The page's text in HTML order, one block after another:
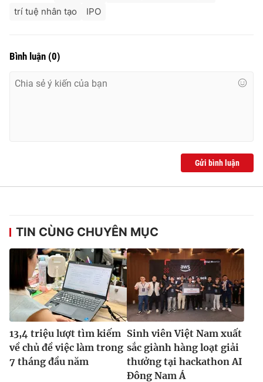
trí tuệ nhân tạo
IPO
Bình luận (0)
Gửi bình luận
TIN CÙNG CHUYÊN MỤC
13,4 triệu lượt tìm kiếm
về chủ đề việc làm trong
7 tháng đầu năm
Sinh viên Việt Nam xuất
sắc giành hàng loạt giải
thưởng tại hackathon AI
Đông Nam Á